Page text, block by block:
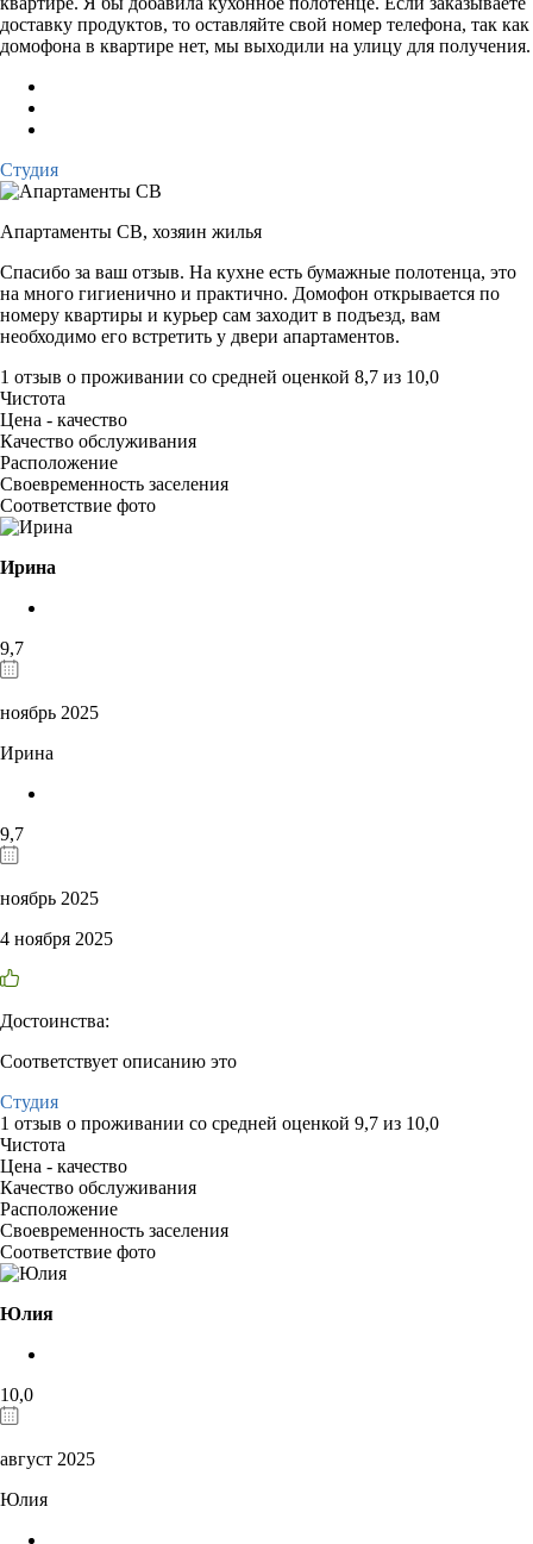
доставку продуктов, то оставляйте свой номер телефона, так как
домофона в квартире нет, мы выходили на улицу для получения.
Студия
Апартаменты СВ, хозяин жилья
Спасибо за ваш отзыв. На кухне есть бумажные полотенца, это
на много гигиенично и практично. Домофон открывается по
номеру квартиры и курьер сам заходит в подъезд, вам
необходимо его встретить у двери апартаментов.
1 отзыв о проживании со средней оценкой 8,7 из 10,0
Чистота
Цена - качество
Качество обслуживания
Расположение
Своевременность заселения
Соответствие фото
Ирина
9,7
ноябрь 2025
Ирина
9,7
ноябрь 2025
4 ноября 2025
Достоинства:
Соответствует описанию это
Студия
1 отзыв о проживании со средней оценкой 9,7 из 10,0
Чистота
Цена - качество
Качество обслуживания
Расположение
Своевременность заселения
Соответствие фото
Юлия
10,0
август 2025
Юлия